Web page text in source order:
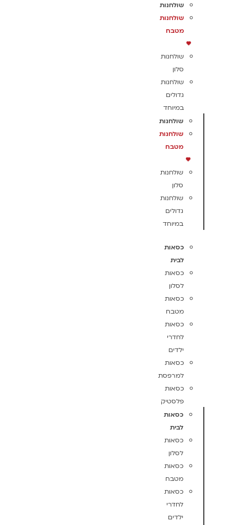
שולחנות
שולחנות
מטבח
שולחנות
סלון
שולחנות
גדולים
במיוחד
שולחנות
שולחנות
מטבח
שולחנות
סלון
שולחנות
גדולים
במיוחד
כסאות
לבית
כסאות
לסלון
כסאות
מטבח
כסאות
לחדרי
ילדים
כסאות
למרפסת
כסאות
פלסטיק
כסאות
לבית
כסאות
לסלון
כסאות
מטבח
כסאות
לחדרי
ילדים